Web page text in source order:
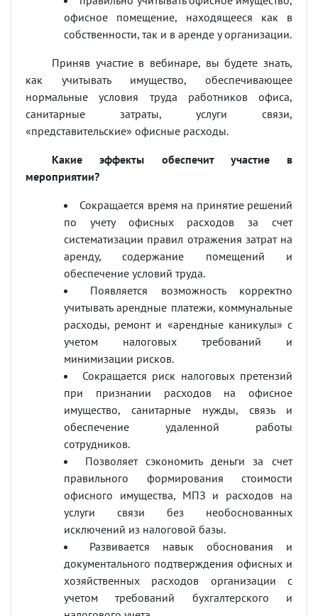
офисное помещение, находящееся как в
собственности, так и в аренде у организации.
Приняв участие в вебинаре, вы будете знать,
как учитывать имущество, обеспечивающее
нормальные условия труда работников офиса,
санитарные затраты, услуги связи,
«представительские» офисные расходы.
Какие эффекты обеспечит участие в
мероприятии?
Сокращается время на принятие решений
по учету офисных расходов за счет
систематизации правил отражения затрат на
аренду, содержание помещений и
обеспечение условий труда.
Появляется возможность корректно
учитывать арендные платежи, коммунальные
расходы, ремонт и «арендные каникулы» с
учетом налоговых требований и
минимизации рисков.
Сокращается риск налоговых претензий
при признании расходов на офисное
имущество, санитарные нужды, связь и
обеспечение удаленной работы
сотрудников.
Позволяет сэкономить деньги за счет
правильного формирования стоимости
офисного имущества, МПЗ и расходов на
услуги связи без необоснованных
исключений из налоговой базы.
Развивается навык обоснования и
документального подтверждения офисных и
хозяйственных расходов организации с
учетом требований бухгалтерского и